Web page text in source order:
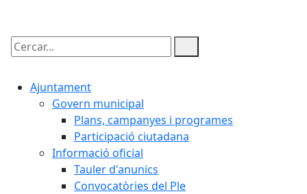
Cercar:
Ajuntament
Govern municipal
Plans, campanyes i programes
Participació ciutadana
Informació oficial
Tauler d'anunics
Convocatòries del Ple